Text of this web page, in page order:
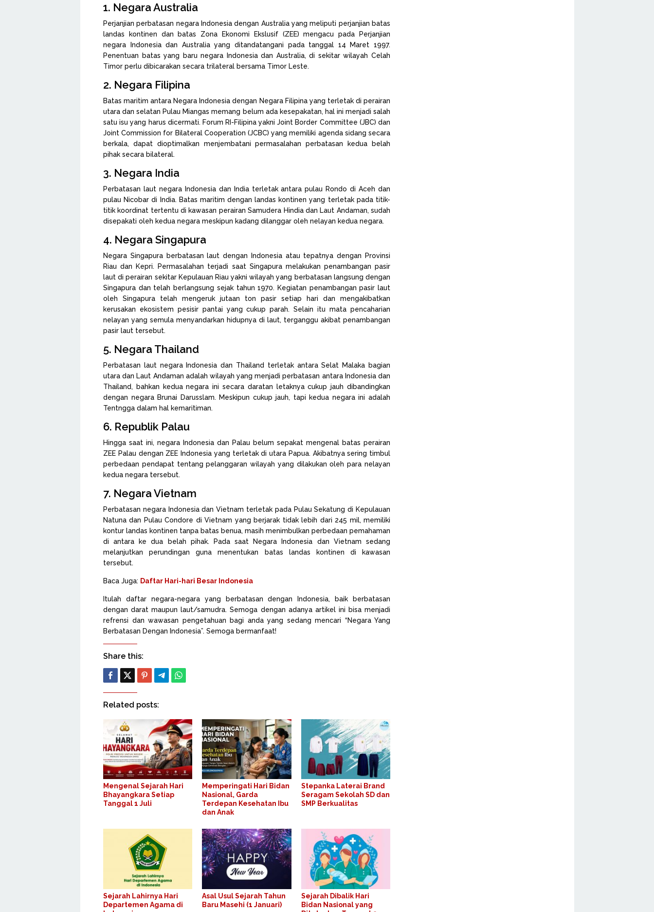
1. Negara Australia
Perjanjian perbatasan negara Indonesia dengan Australia yang meliputi perjanjian batas
landas kontinen dan batas Zona Ekonomi Ekslusif (ZEE) mengacu pada Perjanjian
negara Indonesia dan Australia yang ditandatangani pada tanggal 14 Maret 1997.
Penentuan batas yang baru negara Indonesia dan Australia, di sekitar wilayah Celah
Timor perlu dibicarakan secara trilateral bersama Timor Leste.
2. Negara Filipina
Batas maritim antara Negara Indonesia dengan Negara Filipina yang terletak di perairan
utara dan selatan Pulau Miangas memang belum ada kesepakatan, hal ini menjadi salah
satu isu yang harus dicermati. Forum RI-Filipina yakni Joint Border Committee (JBC) dan
Joint Commission for Bilateral Cooperation (JCBC) yang memiliki agenda sidang secara
berkala, dapat dioptimalkan menjembatani permasalahan perbatasan kedua belah
pihak secara bilateral.
3. Negara India
Perbatasan laut negara Indonesia dan India terletak antara pulau Rondo di Aceh dan
pulau Nicobar di India. Batas maritim dengan landas kontinen yang terletak pada titik-
titik koordinat tertentu di kawasan perairan Samudera Hindia dan Laut Andaman, sudah
disepakati oleh kedua negara meskipun kadang dilanggar oleh nelayan kedua negara.
4. Negara Singapura
Negara Singapura berbatasan laut dengan Indonesia atau tepatnya dengan Provinsi
Riau dan Kepri. Permasalahan terjadi saat Singapura melakukan penambangan pasir
laut di perairan sekitar Kepulauan Riau yakni wilayah yang berbatasan langsung dengan
Singapura dan telah berlangsung sejak tahun 1970. Kegiatan penambangan pasir laut
oleh Singapura telah mengeruk jutaan ton pasir setiap hari dan mengakibatkan
kerusakan ekosistem pesisir pantai yang cukup parah. Selain itu mata pencaharian
nelayan yang semula menyandarkan hidupnya di laut, terganggu akibat penambangan
pasir laut tersebut.
5. Negara Thailand
Perbatasan laut negara Indonesia dan Thailand terletak antara Selat Malaka bagian
utara dan Laut Andaman adalah wilayah yang menjadi perbatasan antara Indonesia dan
Thailand, bahkan kedua negara ini secara daratan letaknya cukup jauh dibandingkan
dengan negara Brunai Darusslam. Meskipun cukup jauh, tapi kedua negara ini adalah
Tentngga dalam hal kemaritiman.
6. Republik Palau
Hingga saat ini, negara Indonesia dan Palau belum sepakat mengenal batas perairan
ZEE Palau dengan ZEE Indonesia yang terletak di utara Papua. Akibatnya sering timbul
perbedaan pendapat tentang pelanggaran wilayah yang dilakukan oleh para nelayan
kedua negara tersebut.
7. Negara Vietnam
Perbatasan negara Indonesia dan Vietnam terletak pada Pulau Sekatung di Kepulauan
Natuna dan Pulau Condore di Vietnam yang berjarak tidak lebih dari 245 mil, memiliki
kontur landas kontinen tanpa batas benua, masih menimbulkan perbedaan pemahaman
di antara ke dua belah pihak. Pada saat Negara Indonesia dan Vietnam sedang
melanjutkan perundingan guna menentukan batas landas kontinen di kawasan
tersebut.
Baca Juga: Daftar Hari-hari Besar Indonesia
Itulah daftar negara-negara yang berbatasan dengan Indonesia, baik berbatasan
dengan darat maupun laut/samudra. Semoga dengan adanya artikel ini bisa menjadi
refrensi dan wawasan pengetahuan bagi anda yang sedang mencari “Negara Yang
Berbatasan Dengan Indonesia”. Semoga bermanfaat!
Share this:
Related posts:
Mengenal Sejarah Hari
Bhayangkara Setiap
Tanggal 1 Juli
Memperingati Hari Bidan
Nasional, Garda
Terdepan Kesehatan Ibu
dan Anak
Stepanka Laterai Brand
Seragam Sekolah SD dan
SMP Berkualitas
Sejarah Lahirnya Hari
Departemen Agama di
Asal Usul Sejarah Tahun
Baru Masehi (1 Januari)
Sejarah Dibalik Hari
Bidan Nasional yang